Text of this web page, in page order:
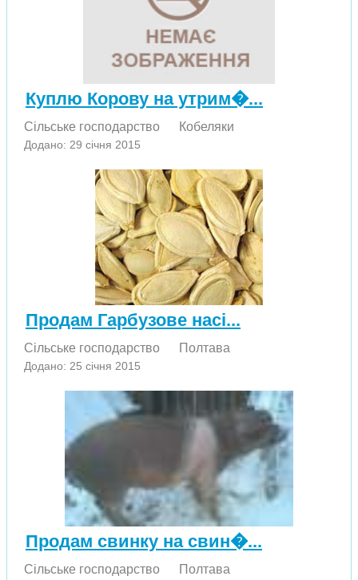
Куплю Корову на утрим�...
Сільське господарство Кобеляки
Додано: 29 січня 2015
Продам Гарбузове насі...
Сільське господарство Полтава
Додано: 25 січня 2015
Продам свинку на свин�...
Сільське господарство Полтава